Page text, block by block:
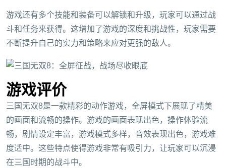
游戏还有多个技能和装备可以解锁和升级，玩家可以通过战
斗和任务来获得。这增加了游戏的深度和挑战性，玩家需要
不断提升自己的实力和策略来应对更强的敌人。
游戏评价
三国无双8是一款精彩的动作游戏，全屏模式下展现了精美
的画面和流畅的操作。游戏的画面表现出色，操作体验流
畅，剧情设定丰富，游戏模式多样，音效表现出色，游戏难
度适中。这些特点使得游戏非常有吸引力，让玩家可以沉浸
在三国时期的战斗中。